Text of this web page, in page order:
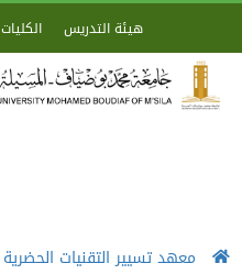
هيئة التدريس الكليات
معهد تسيير التقنيات الحضرية